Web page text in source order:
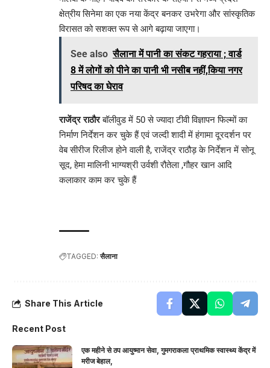
क्षेत्रीय सिनेमा का एक नया केंद्र बनकर उभरेगा और सांस्कृतिक
विरासत को सशक्त रूप से आगे बढ़ाया जाएगा।
See also सैलाना में पानी का संकट गहराया ; वार्ड
8 में लोगों को पीने का पानी भी नसीब नहीं,किया नगर
परिषद का घेराव
राजेंद्र राठौरबॉलीवुड में 50 से ज्यादा टीवी विज्ञापन फिल्मों का
निर्माण निर्देशन कर चुके हैं एवं जल्दी शादी में हंगामा दूरदर्शन पर
वेब सीरीज रिलीज होने वाली है, राजेंद्र राठौड़ के निर्देशन में सोनू
सूद, हेमा मालिनी भाग्यश्री उर्वशी रौतेला ,गौहर खान आदि
कलाकार काम कर चुके हैं
TAGGED: सैलाना
Share This Article
Recent Post
एक महीने से ठप आयुष्मान सेवा, गुमगराकला प्राथमिक स्वास्थ्य केंद्र में
मरीज बेहाल,